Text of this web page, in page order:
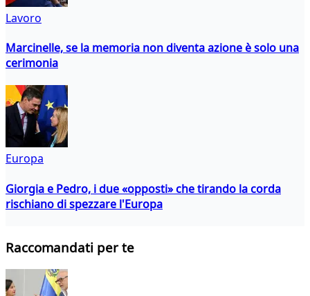
Lavoro
Marcinelle, se la memoria non diventa azione è solo una
cerimonia
Europa
Giorgia e Pedro, i due «opposti» che tirando la corda
rischiano di spezzare l'Europa
Raccomandati per te